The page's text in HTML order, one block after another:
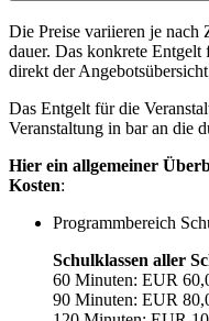
Die Preise variieren je nach
dauer. Das konkrete
direkt der
Das Entgelt für die
Veranstaltung in bar an die
Hier ein allgemeiner
Kosten:
Programmbereich
Schulklassen aller
60 Minuten: EUR
90 Minuten: EUR